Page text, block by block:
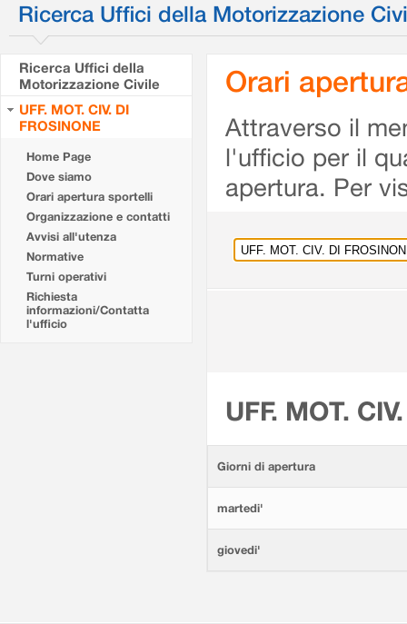
Ricerca Uffici della Motorizzazione
Ricerca Uffici della
Motorizzazione Civile
UFF. MOT. CIV. DI
FROSINONE
Home Page
Dove siamo
Orari apertura sportelli
Organizzazione e contatti
Avvisi all'utenza
Normative
Turni operativi
Richiesta
informazioni/Contatta
l'ufficio
Orari
Attraverso il
l'ufficio per il
apertura. Per
UFF. MOT.
Giorni di apertura
martedi'
giovedi'